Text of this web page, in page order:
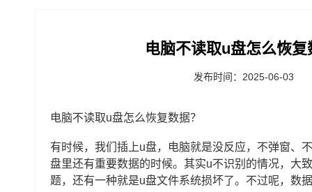
电脑不读取u盘怎么恢
发布时间：2025-06-03
电脑不读取u盘怎么恢复数据？
有时候，我们插上u盘，电脑就是没反应，不弹窗、
盘里还有重要数据的时候。其实u不识别的情况，大
题，还有一种就是u盘文件系统损坏了。不过呢，数